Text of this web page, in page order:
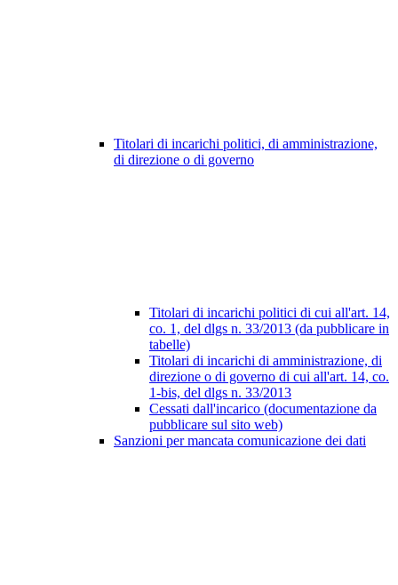
Titolari di incarichi politici, di amministrazione,
di direzione o di governo
Titolari di incarichi politici di cui all'art. 14,
co. 1, del dlgs n. 33/2013 (da pubblicare in
tabelle)
Titolari di incarichi di amministrazione, di
direzione o di governo di cui all'art. 14, co.
1-bis, del dlgs n. 33/2013
Cessati dall'incarico (documentazione da
pubblicare sul sito web)
Sanzioni per mancata comunicazione dei dati